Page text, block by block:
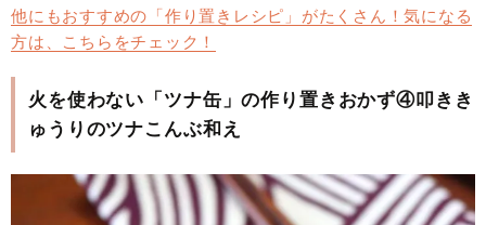
他にもおすすめの「作り置きレシピ」がたくさん！気になる
方は、こちらをチェック！
火を使わない「ツナ缶」の作り置きおかず④叩きき
ゅうりのツナこんぶ和え